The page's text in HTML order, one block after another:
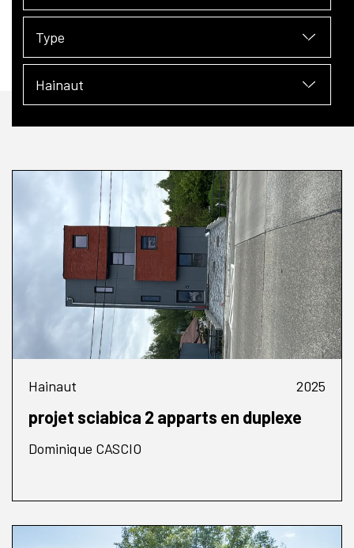
Type
Hainaut
Hainaut 2025
projet sciabica 2 apparts en duplexe
Dominique CASCIO